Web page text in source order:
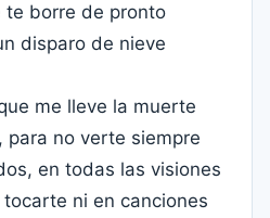
te borre de pronto
disparo de nieve
me lleve la muerte
para no verte siempre
en todas las visiones
ni en canciones